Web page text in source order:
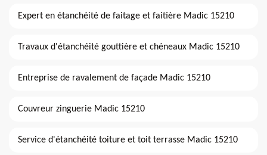
Expert en étanchéité de faitage et faitière Madic 15210
Travaux d'étanchéité gouttière et chéneaux Madic 15210
Entreprise de ravalement de façade Madic 15210
Couvreur zinguerie Madic 15210
Service d'étanchéité toiture et toit terrasse Madic 15210